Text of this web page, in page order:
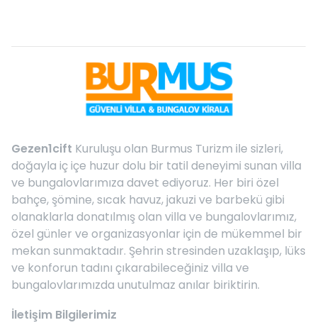
Gezen1cift Kuruluşu olan Burmus Turizm ile sizleri,
doğayla iç içe huzur dolu bir tatil deneyimi sunan villa
ve bungalovlarımıza davet ediyoruz. Her biri özel
bahçe, şömine, sıcak havuz, jakuzi ve barbekü gibi
olanaklarla donatılmış olan villa ve bungalovlarımız,
özel günler ve organizasyonlar için de mükemmel bir
mekan sunmaktadır. Şehrin stresinden uzaklaşıp, lüks
ve konforun tadını çıkarabileceğiniz villa ve
bungalovlarımızda unutulmaz anılar biriktirin.
İletişim Bilgilerimiz